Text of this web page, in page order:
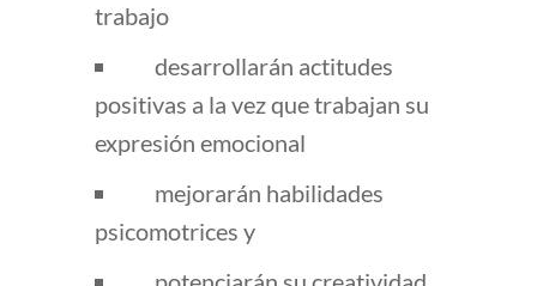
trabajo
desarrollarán actitudes
positivas a la vez que trabajan su
expresión emocional
mejorarán habilidades
psicomotrices y